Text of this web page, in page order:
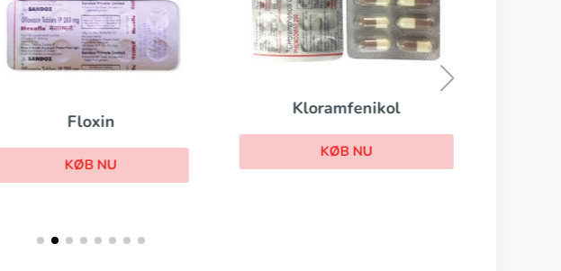
Floxin
KØB NU
Kloramfenikol
KØB NU